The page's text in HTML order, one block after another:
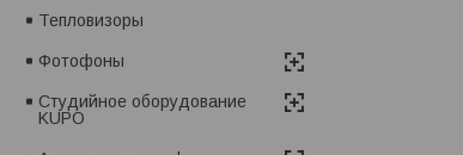
Тепловизоры
Фотофоны
Студийное оборудование
KUPO